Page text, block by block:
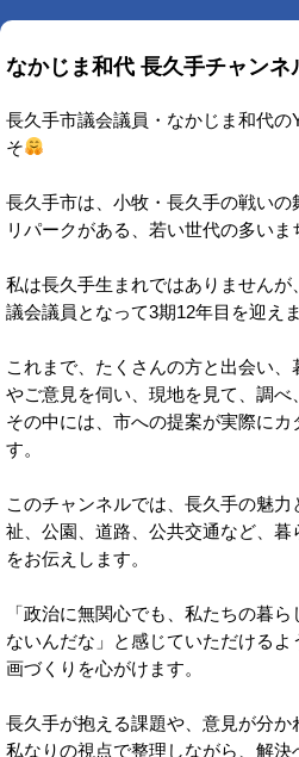
なかじま和代 長久手チャンネ
長久手市議会議員・なかじま和代の
そ
長久手市は、小牧・長久手の戦い
リパークがある、若い世代の多いま
私は長久手生まれではありません
議会議員となって3期12年目を迎えま
これまで、たくさんの方と出会い
やご意見を伺い、現地を見て、調べ
その中には、市への提案が実際にカ
す。
このチャンネルでは、長久手の魅
祉、公園、道路、公共交通など、暮
をお伝えします。
「政治に無関心でも、私たちの暮
ないんだな」と感じていただける
画づくりを心がけます。
長久手が抱える課題や、意見が分か
私なりの視点で整理しながら、解決